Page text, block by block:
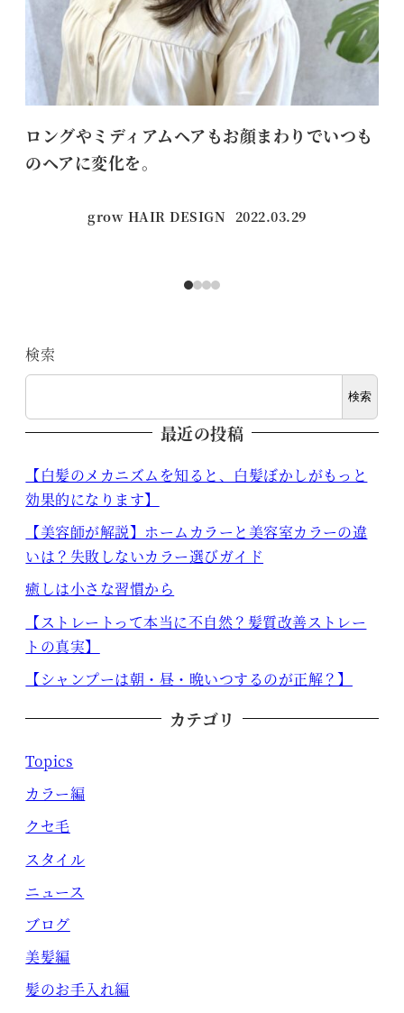
ロングやミディアムヘアもお顔まわりでいつも
のヘアに変化を。
grow HAIR DESIGN 投稿日
2022.03.29
検索
検索
最近の投稿
【白髪のメカニズムを知ると、白髪ぼかしがもっと
効果的になります】
【美容師が解説】ホームカラーと美容室カラーの違
いは？失敗しないカラー選びガイド
癒しは小さな習慣から
【ストレートって本当に不自然？髪質改善ストレー
トの真実】
【シャンプーは朝・昼・晩いつするのが正解？】
カテゴリ
Topics
カラー編
クセ毛
スタイル
ニュース
ブログ
美髪編
髪のお手入れ編